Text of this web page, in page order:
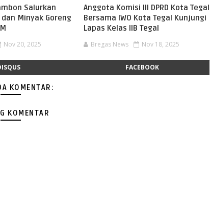
Salurkan
Minyak Goreng
Nov 20, 2025
Anggota Komisi III DPRD Kota Tegal
Bersama IWO Kota Tegal Kunjungi
Lapas Kelas IIB Tegal
Bregas News Nov 18, 2025
FACEBOOK
KOMENTAR:
KOMENTAR